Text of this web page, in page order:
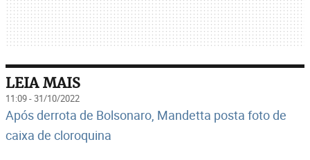
LEIA MAIS
11:09 - 31/10/2022
Após derrota de Bolsonaro, Mandetta posta foto de
caixa de cloroquina